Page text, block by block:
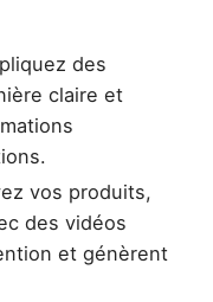
des
claire et
vos produits,
des vidéos
et génèrent